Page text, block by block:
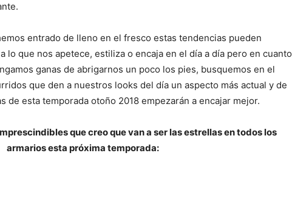
entrado de lleno en el fresco estas tendencias pueden
lo que nos apetece, estiliza o encaja en el día a día pero en cuanto
ganas de abrigarnos un poco los pies, busquemos en el
que den a nuestros looks del día un aspecto más actual y de
de esta temporada otoño 2018 empezarán a encajar mejor.
que creo que van a ser las estrellas en todos los
armarios esta próxima temporada: